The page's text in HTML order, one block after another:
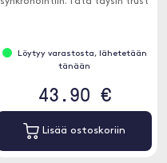
Löytyy varastosta, lähetetään
tänään
43.90 €
Lisää ostoskoriin